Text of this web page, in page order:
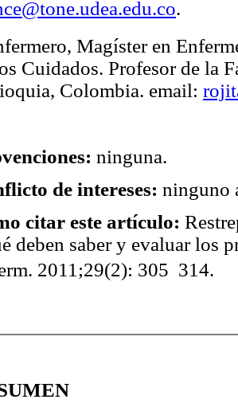
.
Magíster en
Cuidados. Profesor de la
Colombia. email:
ninguna.
de intereses: ninguno
citar este artículo:
deben saber y evaluar los
2011;29(2): 305  314.